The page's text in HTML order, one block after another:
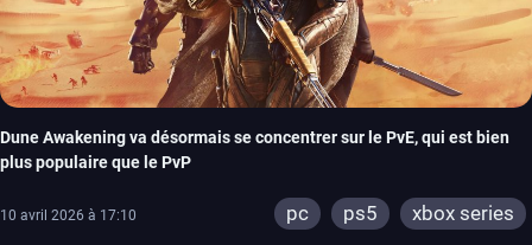
Dune Awakening va désormais se concentrer sur le PvE, qui est bien
plus populaire que le PvP
10 avril 2026 à 17:10 pc ps5 xbox series